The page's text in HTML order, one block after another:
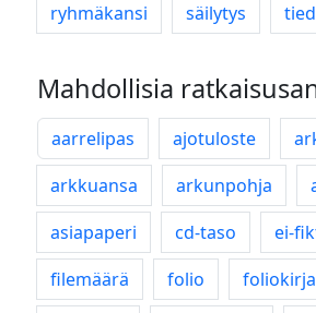
ryhmäkansi
säilytys
Mahdollisia
aarrelipas ajotuloste
arkkuansa
arkunpohja
asiapaperi
cd-taso
ei-
filemäärä
folio
foliokirja